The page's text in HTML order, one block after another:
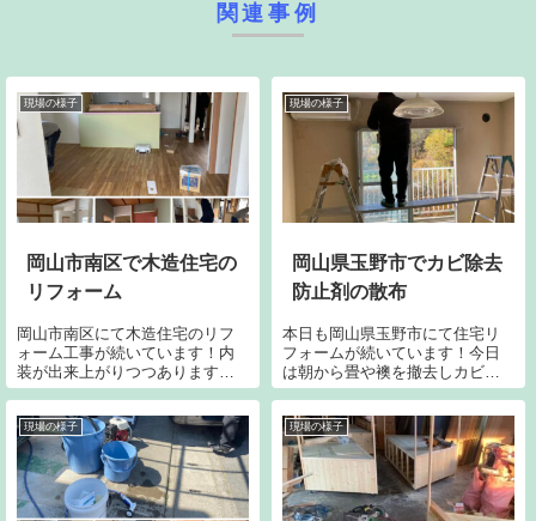
関連事例
現場の様子
岡山市南区で木造住宅の
リフォーム
岡山市南区にて木造住宅のリフ
ォーム工事が続いています！内
装が出来上がりつつあります。
床のリアルウッドの出来栄えは
います。シーリングファンなど
の照明器具も取り付けながらラ
ストスパートに向けて進めてい
ます。外でも寒い...
現場の様子
岡山県玉野市でカビ除去
防止剤の散布
本日も岡山県玉野市にて住宅リ
フォームが続いています！今日
は朝から畳や襖を撤去しカビの
除去と防止剤を散布です。湿
く改善すべく、適応した薬剤を
塗布していきます。通常は噴射
により散布しますがこちらの建
物はカビが酷い為手...
現場の様子 現場の様子